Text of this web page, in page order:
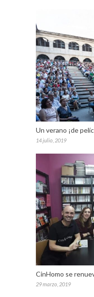
Un verano ¡de
14 julio, 2019
CinHomo se
29 marzo, 2019